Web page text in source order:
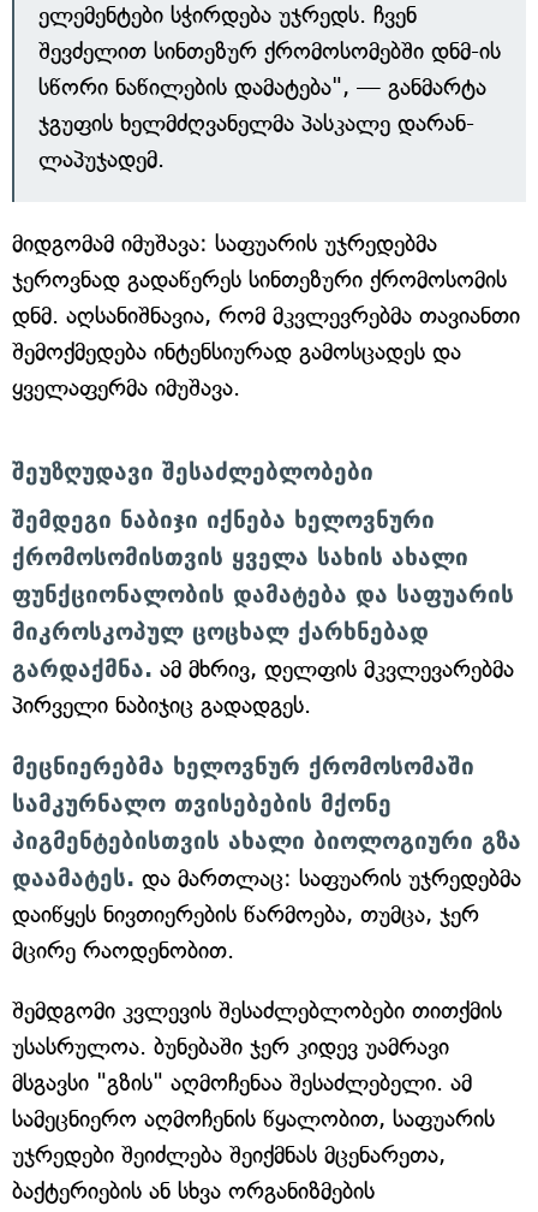
ელემენტები სჭირდება უჯრედს. ჩვენ
შევძელით სინთეზურ ქრომოსომებში დნმ-ის
სწორი ნაწილების დამატება", — განმარტა
ჯგუფის ხელმძღვანელმა პასკალე დარან-
ლაპუჯადემ.
მიდგომამ იმუშავა: საფუარის უჯრედებმა
ჯეროვნად გადაწერეს სინთეზური ქრომოსომის
დნმ. აღსანიშნავია, რომ მკვლევრებმა თავიანთი
შემოქმედება ინტენსიურად გამოსცადეს და
ყველაფერმა იმუშავა.
შეუზღუდავი შესაძლებლობები
შემდეგი ნაბიჯი იქნება ხელოვნური
ქრომოსომისთვის ყველა სახის ახალი
ფუნქციონალობის დამატება და საფუარის
მიკროსკოპულ ცოცხალ ქარხნებად
გარდაქმნა. ამ მხრივ, დელფის მკვლევარებმა
პირველი ნაბიჯიც გადადგეს.
მეცნიერებმა ხელოვნურ ქრომოსომაში
სამკურნალო თვისებების მქონე
პიგმენტებისთვის ახალი ბიოლოგიური გზა
დაამატეს. და მართლაც: საფუარის უჯრედებმა
დაიწყეს ნივთიერების წარმოება, თუმცა, ჯერ
მცირე რაოდენობით.
შემდგომი კვლევის შესაძლებლობები თითქმის
უსასრულოა. ბუნებაში ჯერ კიდევ უამრავი
მსგავსი "გზის" აღმოჩენაა შესაძლებელი. ამ
სამეცნიერო აღმოჩენის წყალობით, საფუარის
უჯრედები შეიძლება შეიქმნას მცენარეთა,
ბაქტერიების ან სხვა ორგანიზმების